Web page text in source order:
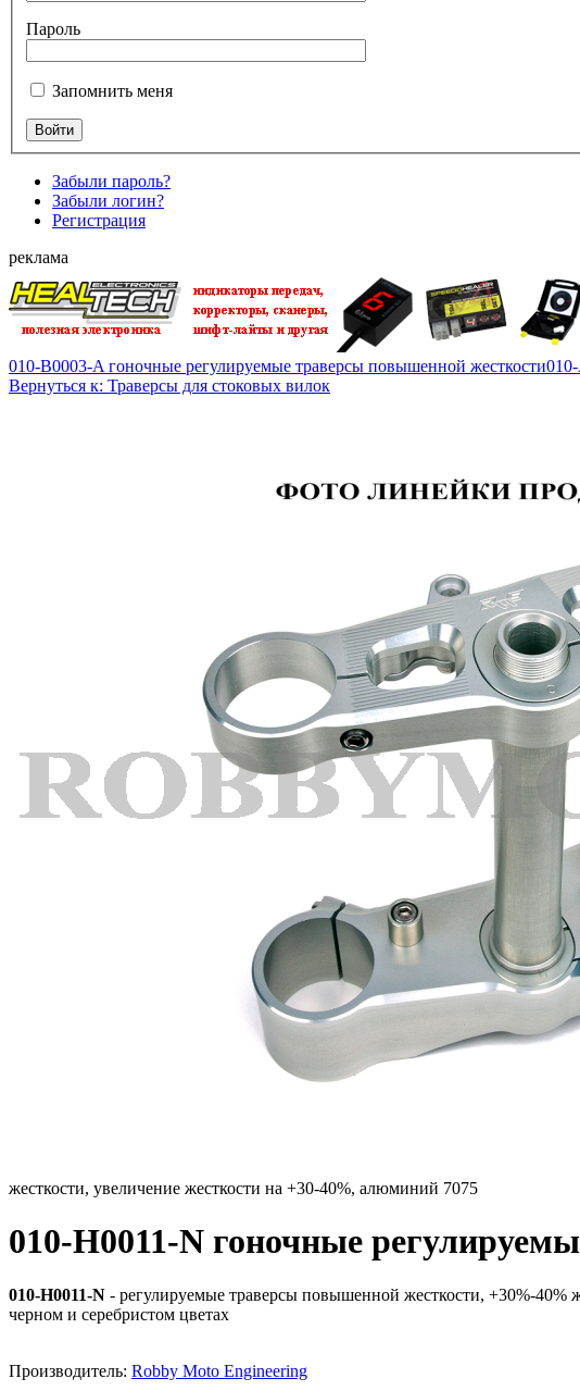
Пароль
Запомнить меня
Забыли пароль?
Забыли логин?
Регистрация
реклама
010-B0003-A гоночные регулируемые траверсы повышенной жесткости
Вернуться к: Траверсы для стоковых вилок
жесткости, увеличение жесткости на +30-40%, алюминий 7075
010-H0011-N гоночные
010-H0011-N - регулируемые траверсы повышенной жесткости, +30%-40%
черном и серебристом цветах
Производитель: Robby Moto Engineering